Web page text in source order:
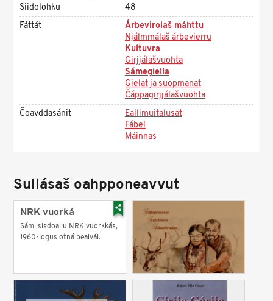
Siidolohku
48
Fáttát
Árbevirolaš máhttu
Njálmmálaš árbevierru
Kultuvra
Girjjálašvuohta
Sámegiella
Gielat ja suopmanat
Čáppagirjjálašvuohta
Čoavddasánit
Eallimuitalusat
Fábel
Máinnas
Sullásaš oahpponeavvut
NRK vuorká
Sámi sisdoallu NRK vuorkkás,
1960-logus otná beaivái.